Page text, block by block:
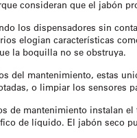
consideran que el jabón
los dispensadores sin
elogian características
la boquilla no se obstruya.
del mantenimiento, estas
o limpiar los sensores
de mantenimiento instalan
de líquido. El jabón seco